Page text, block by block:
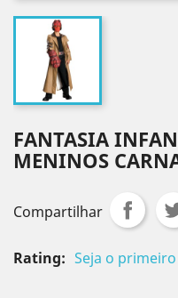
FANTASIA
MENINOS
Compartilhar
Rating: Seja o